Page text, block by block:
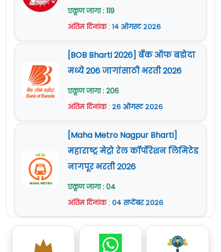
एकूण जागा : 119
अंतिम दिनांक: १४ ऑगस्ट २०२६
[BOB Bharti 2026] बँक ऑफ बडोदा
मध्ये 206 जागांसाठी भरती 2026
एकूण जागा : 206
अंतिम दिनांक: २६ ऑगस्ट २०२६
[Maha Metro Nagpur Bharti]
महाराष्ट्र मेट्रो रेल कॉर्पोरेशन लिमिटेड
नागपूर भरती 2026
एकूण जागा : 04
अंतिम दिनांक: ०४ सप्टेंबर २०२६